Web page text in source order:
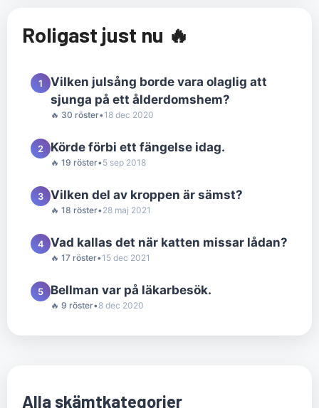
Roligast just nu 🔥
1
Vilken julsång borde vara olaglig att
sjunga på ett ålderdomshem?
🔥 30 röster•18 dec 2020
2 Körde förbi ett fängelse idag.
🔥 19 röster•5 sep 2018
3 Vilken del av kroppen är sämst?
🔥 18 röster•28 maj 2021
4 Vad kallas det när katten missar lådan?
🔥 17 röster•15 dec 2021
5 Bellman var på läkarbesök.
🔥 9 röster•8 dec 2020
Alla skämtkategorier